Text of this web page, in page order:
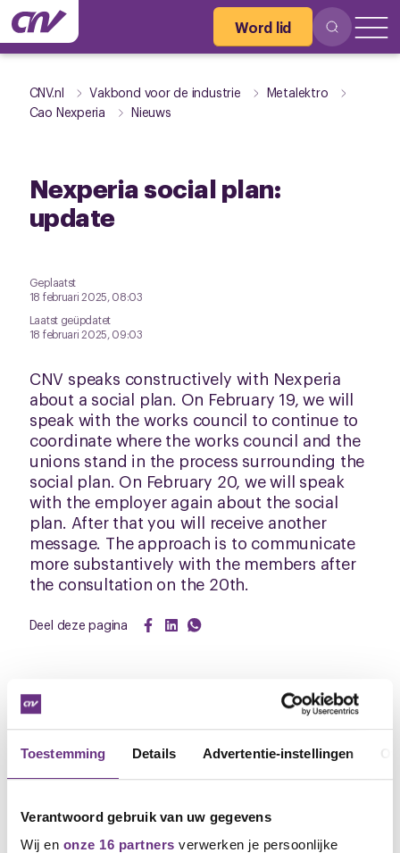
Toestemming Details Advertentie-instellingen
Verantwoord gebruik van uw gegevens
Wij en onze 16 partners verwerken je persoonlijke
Word lid
CNV.nl Vakbond voor de industrie
Metalektro
Cao Nexperia
Nieuws
Nexperia social plan:
update
Geplaatst
18 februari 2025, 08:03
Laatst geüpdatet
18 februari 2025, 09:03
CNV speaks constructively with Nexperia
about a social plan. On February 19, we will
speak with the works council to continue to
coordinate where the works council and the
unions stand in the process surrounding the
social plan. On February 20, we will speak
with the employer again about the social
plan. After that you will receive another
message. The approach is to communicate
more substantively with the members after
the consultation on the 20th.
Deel deze pagina
bestuurder CNV
M.: 06 47 82 68 69
a.baselmans@cnv.nl
Gerelateerd nieuws